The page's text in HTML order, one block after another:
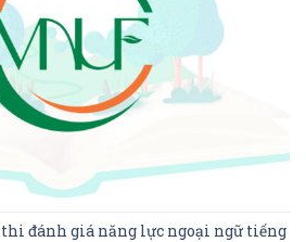
thi đánh giá năng lực ngoại ngữ tiếng